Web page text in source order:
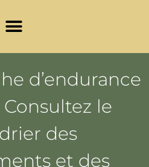
d’endurance
le
des
et des